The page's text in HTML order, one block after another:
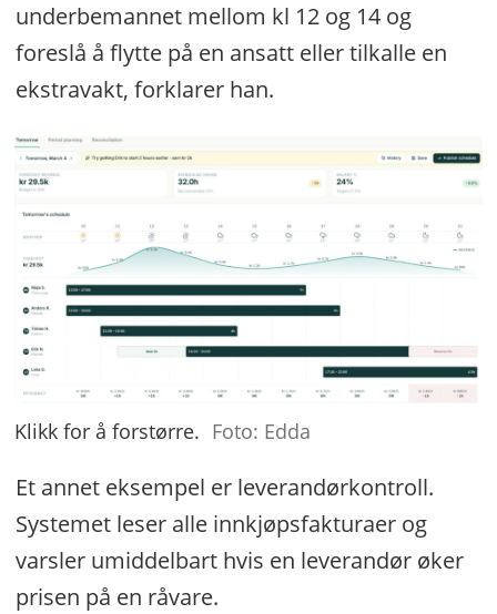
underbemannet mellom kl 12 og 14 og
foreslå å flytte på en ansatt eller tilkalle en
ekstravakt, forklarer han.
Klikk for å forstørre. Foto: Edda
Et annet eksempel er leverandørkontroll.
Systemet leser alle innkjøpsfakturaer og
varsler umiddelbart hvis en leverandør øker
prisen på en råvare.